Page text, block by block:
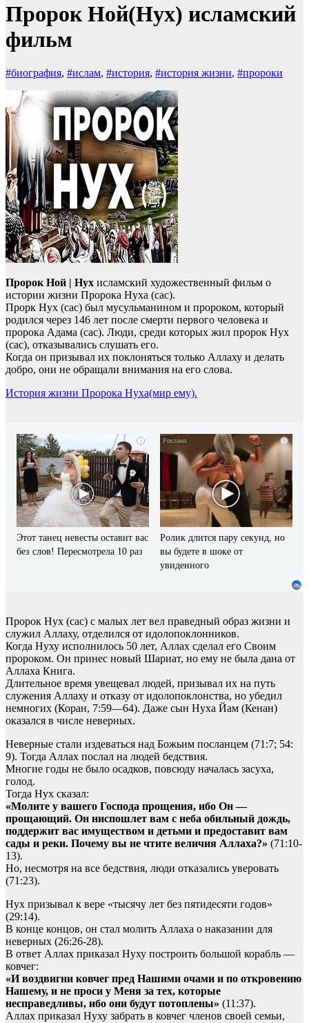
Пророк Ной(Нух) исламский
фильм
#биография, #ислам, #история, #история жизни, #пророки
Пророк Ной | Нух исламский художественный фильм о
истории жизни Пророка Нуха (сас).
Прорк Нух (сас) был мусульманином и пророком, который
родился через 146 лет после смерти первого человека и
пророка Адама (сас). Люди, среди которых жил пророк Нух
(сас), отказывались слушать его.
Когда он призывал их поклоняться только Аллаху и делать
добро, они не обращали внимания на его слова.
История жизни Пророка Нуха(мир ему).
i
Этот танец невесты оставит вас
без слов! Пересмотрела 10 раз
i
Ролик длится пару секунд, но
вы будете в шоке от
увиденного
Пророк Нух (сас) с малых лет вел праведный образ жизни и
служил Аллаху, отделился от идолопоклонников.
Когда Нуху исполнилось 50 лет, Аллах сделал его Своим
пророком. Он принес новый Шариат, но ему не была дана от
Аллаха Книга.
Длительное время увещевал людей, призывал их на путь
служения Аллаху и отказу от идолопоклонства, но убедил
немногих (Коран, 7:59—64). Даже сын Нуха Йам (Кенан)
оказался в числе неверных.
Неверные стали издеваться над Божьим посланцем (71:7; 54:
9). Тогда Аллах послал на людей бедствия.
Многие годы не было осадков, повсюду началась засуха,
голод.
Тогда Нух сказал:
«Молите у вашего Господа прощения, ибо Он —
прощающий. Он ниспошлет вам с неба обильный дождь,
поддержит вас имуществом и детьми и предоставит вам
сады и реки. Почему вы не чтите величия Аллаха?» (71:10-
13).
Но, несмотря на все бедствия, люди отказались уверовать
(71:23).
Нух призывал к вере «тысячу лет без пятидесяти годов»
(29:14).
В конце концов, он стал молить Аллаха о наказании для
неверных (26:26-28).
В ответ Аллах приказал Нуху построить большой корабль —
ковчег:
«И воздвигни ковчег пред Нашими очами и по откровению
Нашему, и не проси у Меня за тех, которые
несправедливы, ибо они будут потоплены» (11:37).
Аллах приказал Нуху забрать в ковчег членов своей семьи,